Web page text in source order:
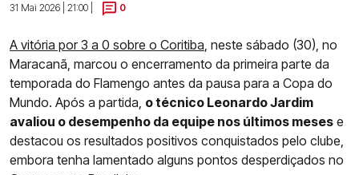
31 Mai 2026 | 21:00 |
0
A vitória por 3 a 0 sobre o Coritiba , neste sábado (30), no
Maracanã, marcou o encerramento da primeira parte da
temporada do Flamengo antes da pausa para a Copa do
Mundo. Após a partida, o técnico Leonardo Jardim
avaliou o desempenho da equipe nos últimos meses e
destacou os resultados positivos conquistados pelo clube,
embora tenha lamentado alguns pontos desperdiçados no